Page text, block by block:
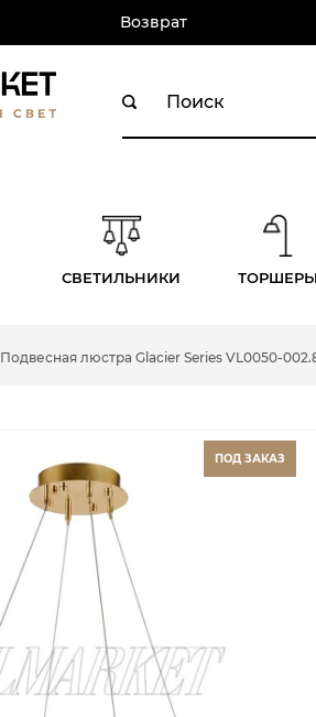
Возврат
СВЕТИЛЬНИКИ ТОРШЕРЫ
Подвесная люстра Glacier Series VL0050-
ПОД ЗАКАЗ